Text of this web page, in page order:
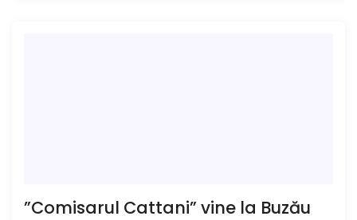
”Comisarul Cattani” vine la Buzău